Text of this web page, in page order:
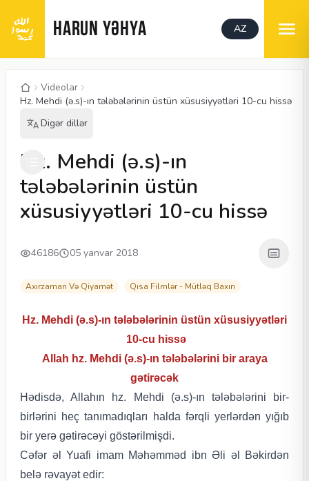
HARUN YƏHYA AZ
Videolar
Hz. Mehdi (ə.s)-ın tələbələrinin üstün xüsusiyyətləri 10-cu hissə
Digər dillər
Hz. Mehdi (ə.s)-ın
tələbələrinin üstün
xüsusiyyətləri 10-cu hissə
46186 05 yanvar 2018
Axırzaman Və Qiyamət Qısa Filmlər - Mütləq Baxın
Hz. Mehdi (ə.s)-ın tələbələrinin üstün xüsusiyyətləri
10-cu hissə
Allah hz. Mehdi (ə.s)-ın tələbələrini bir araya
gətirəcək
Hədisdə, Allahın hz. Mehdi (ə.s)-ın tələbələrini bir-
birlərini heç tanımadıqları halda fərqli yerlərdən yığıb
bir yerə gətirəcəyi göstərilmişdi.
Cəfər əl Yuafi imam Məhəmməd ibn Əli əl Bəkirdən
belə rəvayət edir: